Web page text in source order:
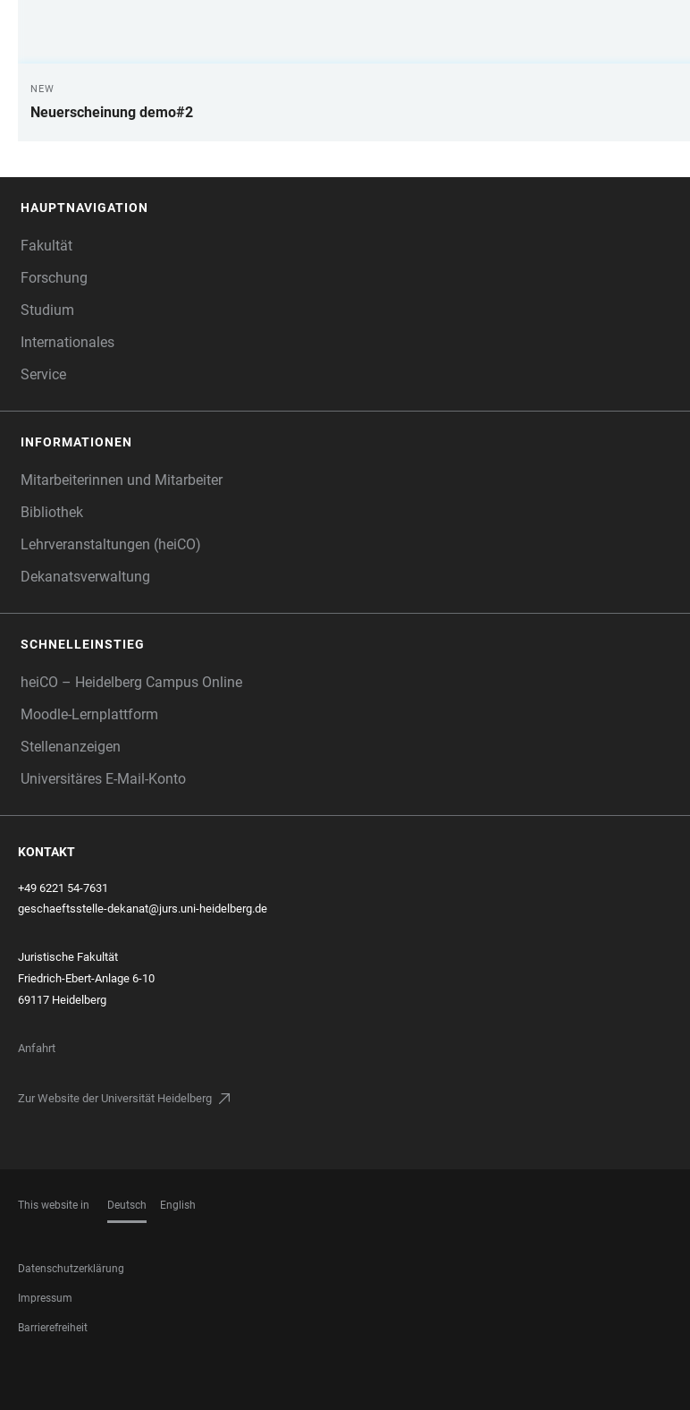
NEW
Neuerscheinung demo#2
HAUPTNAVIGATION
Fakultät
Forschung
Studium
Internationales
Service
INFORMATIONEN
Mitarbeiterinnen und Mitarbeiter
Bibliothek
Lehrveranstaltungen (heiCO)
Dekanatsverwaltung
SCHNELLEINSTIEG
heiCO – Heidelberg Campus Online
Moodle-Lernplattform
Stellenanzeigen
Universitäres E-Mail-Konto
KONTAKT
+49 6221 54-7631
geschaeftsstelle-dekanat@jurs.uni-heidelberg.de
Juristische Fakultät
Friedrich-Ebert-Anlage 6-10
69117 Heidelberg
Anfahrt
Zur Website der Universität Heidelberg
This website in Deutsch English
FOOTER
LEGAL
Datenschutzerklärung
Impressum
Barrierefreiheit